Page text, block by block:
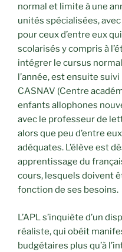
normal et limite à une
unités spécialisées,
pour ceux d’entre eux
scolarisés y compris à
intégrer le cursus
l’année, est ensuite
CASNAV (Centre
enfants allophones
avec le professeur de
alors que peu d’entre
adéquates. L’élève est
apprentissage du
cours, lesquels doivent
fonction de ses besoins.
L’APL s’inquiète d’un
réaliste, qui obéit
budgétaires plus qu’à